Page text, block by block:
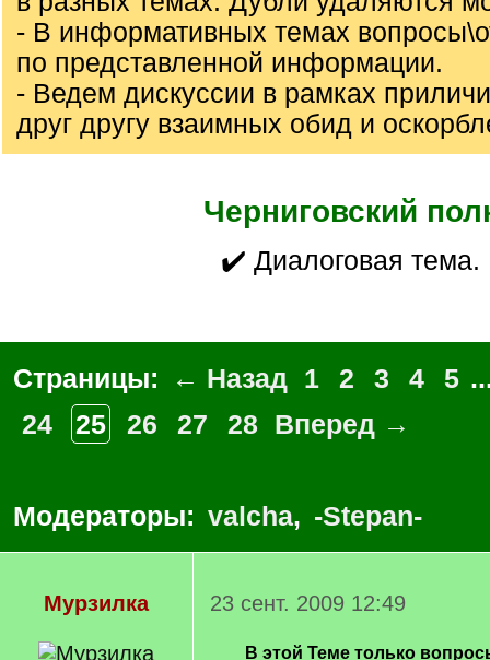
- В информативных темах
по представленной информации.
- Ведем дискуссии в рамках
друг другу взаимных обид и
Черниговский
✔️ Диалоговая тема.
Страницы: ← Назад 1 2 3 4 5
24
25 26 27 28 Вперед →
Модераторы: valcha, -Stepan-
Мурзилка 23 сент. 2009 12:49
В этой Теме только